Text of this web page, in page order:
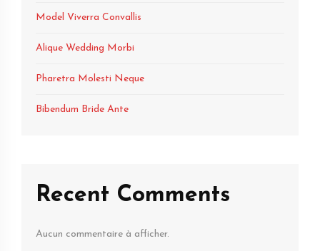
Model Viverra Convallis
Alique Wedding Morbi
Pharetra Molesti Neque
Bibendum Bride Ante
Recent Comments
Aucun commentaire à afficher.